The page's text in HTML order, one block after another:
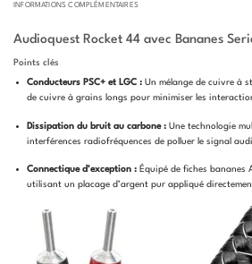
INFORMATIONS COMPLÉMENTAIRES
Audioquest Rocket 44 avec Bananes
Points clés
Conducteurs PSC+ et LGC :Un mélange de cuivre à
de cuivre à grains longs pour minimiser les
Dissipation du bruit au carbone :Une technologie
interférences radiofréquences de polluer le signal
Connectique d’exception :Équipé de fiches bananes
utilisant un placage d’argent pur appliqué